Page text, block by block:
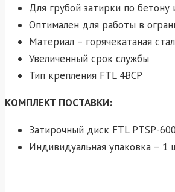
Для грубой затирки по
Оптимален для работы в
Материал – горячекатаная
Увеличенный срок службы
Тип крепления FTL 4BCP
КОМПЛЕКТ ПОСТАВКИ:
Затирочный диск FTL PTSP-
Индивидуальная упаковка – 1